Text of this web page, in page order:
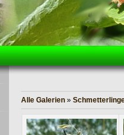
Alle Galerien »